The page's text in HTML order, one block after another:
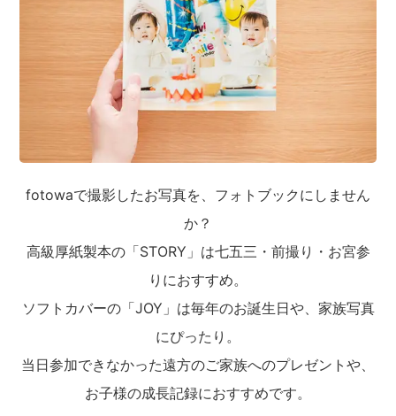
fotowaで撮影したお写真を、フォトブックにしません
か？
高級厚紙製本の「STORY」は七五三・前撮り・お宮参
りにおすすめ。
ソフトカバーの「JOY」は毎年のお誕生日や、家族写真
にぴったり。
当日参加できなかった遠方のご家族へのプレゼントや、
お子様の成長記録におすすめです。